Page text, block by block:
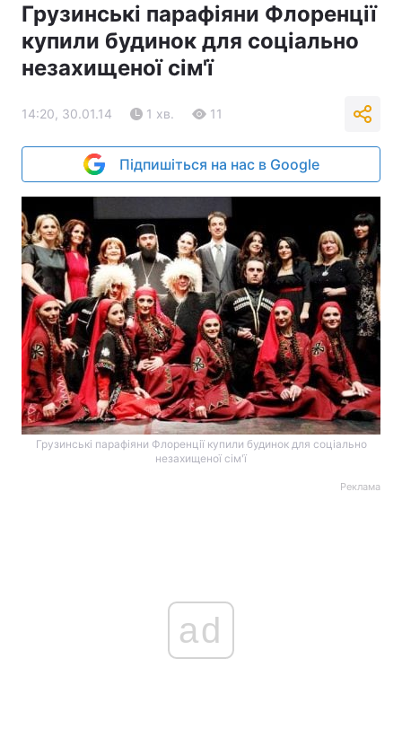
Грузинські парафіяни Флоренції
купили будинок для соціально
незахищеної сім'ї
14:20, 30.01.14 1 хв. 11
Підпишіться на нас в Google
Грузинські парафіяни Флоренції купили будинок для соціально
незахищеної сім'ї
Реклама
ad